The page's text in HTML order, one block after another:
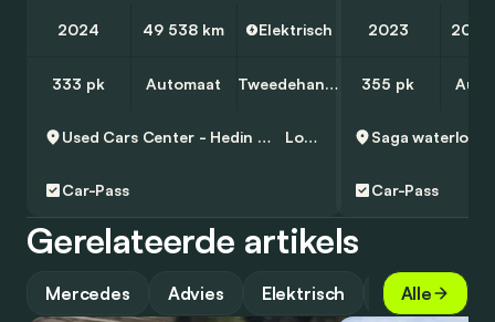
2024 49 538 km Elektrisch
333 pk Automaat Tweedehands
Used Cars Center - Hedin Automotive Lokeren Lokeren
Car-Pass
2023 20
355 pk
Saga waterloo
Car-Pass
Gerelateerde artikels
Mercedes Advies Elektrisch Gids
Alle